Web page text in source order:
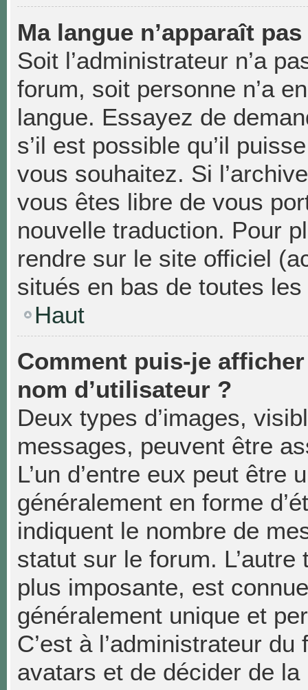
Ma langue n’apparaît
Soit l’administrateur n’a
forum, soit personne n’a
langue. Essayez de
s’il est possible qu’il
vous souhaitez. Si
vous êtes libre de vous
nouvelle traduction. Pour
rendre sur le site officiel
situés en bas de toutes
Haut
Comment puis-je
nom d’utilisateur ?
Deux types d’images,
messages, peuvent être
L’un d’entre eux peut
généralement en forme
indiquent le nombre de
statut sur le forum.
plus imposante, est
généralement unique et
C’est à l’administrateur
avatars et de décider de